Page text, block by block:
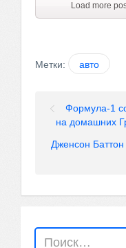
Load more
Метки: авто
Формула-1
на домашних
Дженсон Баттон